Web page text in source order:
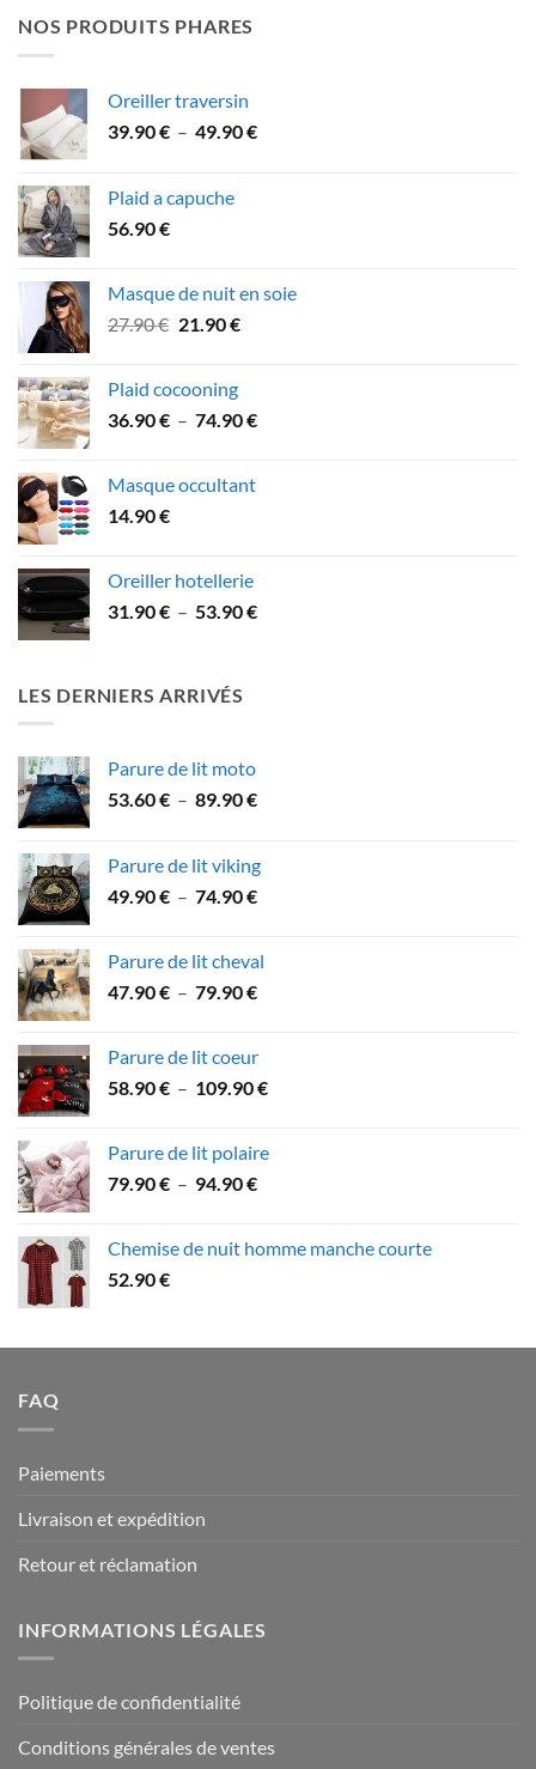
était :
106.90 €.
est :
94.90 €.
NOS PRODUITS PHARES
Oreiller traversin
39.90€ – 49.90€Plage
Plaid a capuche
56.90€
Masque de nuit en soie
27.90€ Le
était :
27.90 €.
21.90€Le
21.90 €.
Plaid cocooning
36.90€ – 74.90€Plage
Masque occultant
14.90€
Oreiller hotellerie
31.90€ – 53.90€Plage
LES DERNIERS ARRIVÉS
Parure de lit moto
53.60€ – 89.90€Plage
53.60 €
à
Parure de lit viking
49.90€ – 74.90€Plage
49.90 €
à
Parure de lit cheval
47.90€ – 79.90€Plage
à
Parure de lit coeur
58.90€ – 109.90€Plage
58.90 €
Parure de lit polaire
79.90€ – 94.90€Plage
79.90 €
Chemise de nuit homme manche courte
52.90€
FAQ
Paiements
Livraison et expédition
Retour et réclamation
INFORMATIONS LÉGALES
Politique de confidentialité
Conditions générales de ventes